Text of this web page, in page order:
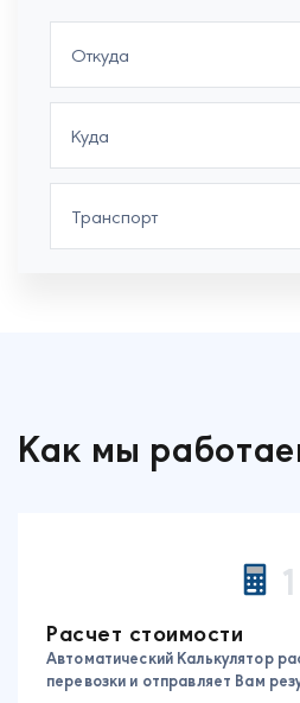
Как мы
1
Расчет стоимости
Автоматический Калькулятор
перевозки и отправляет Вам